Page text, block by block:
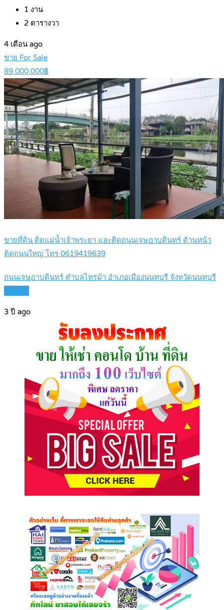
1 งาน
2 ตารางวา
4 เดือน ago
ขาย For Sale
89,000,000฿
ขายที่ดิน ติดแม่น้ำเจ้าพระยา และติดถนนเจษฏาบดินทร์ ด้านหน้า
ติดถนนใหญ่ โทร 0619419639
ถนนเจษฎาบดินทร์ ตำบลไทรม้า อำเภอเมืองนนทบุรี จังหวัดนนทบุรี
3 ปี ago